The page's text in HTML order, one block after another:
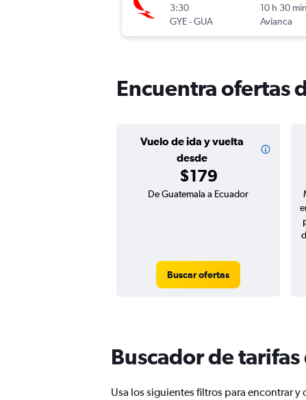
3:30
GYE-GUA
10 h 30 min
Avianca
Encuentra ofertas
Vuelo de ida y vuelta
desde
$179
De Guatemala a Ecuador
Buscar ofertas
Buscador de
Usa los siguientes filtros para encontrar